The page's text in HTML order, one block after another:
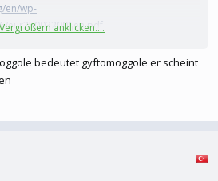
en/wp-
eur250032001en.pdf
was abwertend ist
für Γύφτος | Giftos | Jiftos |
und Vokabeltrainer
anklicken....
bedeutet gyftomoggole er scheint